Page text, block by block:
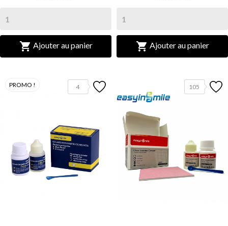
 Ajouter au panier  Ajouter au panier
4
PROMO ! 105